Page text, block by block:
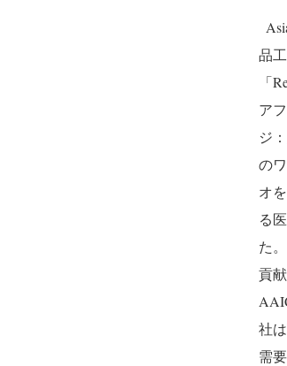
品
「
ア
ジ：
の
オ
る
た。
貢
社
需